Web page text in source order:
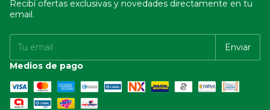
Recibí ofertas exclusivas y novedades directamente en tu
email.
Medios de pago